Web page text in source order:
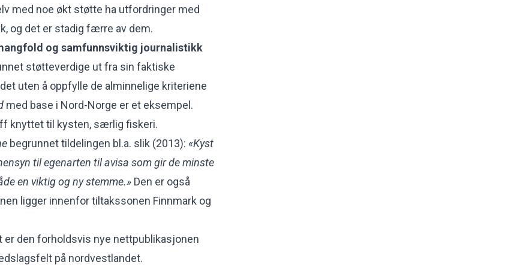
med noe økt støtte ha utfordringer med
og det er stadig færre av dem.
og samfunnsviktig journalistikk
støtteverdige ut fra sin faktiske
uten å oppfylle de alminnelige kriteriene
med base i Nord-Norge er et eksempel.
knyttet til kysten, særlig fiskeri.
begrunnet tildelingen bl.a. slik (2013): «Kyst
til egenarten til avisa som gir de minste
en viktig og ny stemme.» Den er også
ligger innenfor tiltakssonen Finnmark og
er den forholdsvis nye nettpublikasjonen
på nordvestlandet.